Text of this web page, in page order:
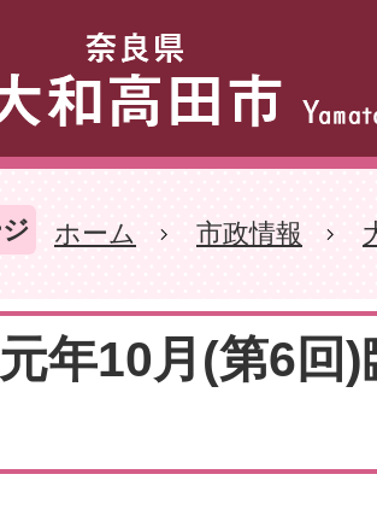
ホーム 市政情報
年10月(第6回